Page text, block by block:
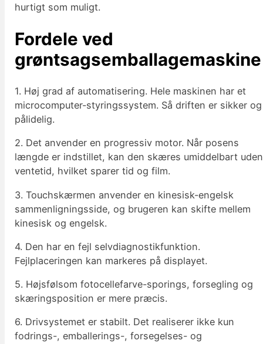
hurtigt som muligt.
Fordele ved
grøntsagsemballagemaskine
1. Høj grad af automatisering. Hele maskinen har et
microcomputer-styringssystem. Så driften er sikker og
pålidelig.
2. Det anvender en progressiv motor. Når posens
længde er indstillet, kan den skæres umiddelbart uden
ventetid, hvilket sparer tid og film.
3. Touchskærmen anvender en kinesisk-engelsk
sammenligningsside, og brugeren kan skifte mellem
kinesisk og engelsk.
4. Den har en fejl selvdiagnostikfunktion.
Fejlplaceringen kan markeres på displayet.
5. Højsfølsom fotocellefarve-sporings, forsegling og
skæringsposition er mere præcis.
6. Drivsystemet er stabilt. Det realiserer ikke kun
fodrings-, emballerings-, forsegelses- og